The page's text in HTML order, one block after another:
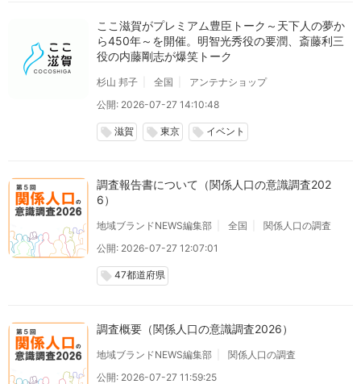
ここ滋賀がプレミアム豊臣トーク～天下人の夢か
ら450年～を開催。明智光秀役の要潤、斎藤利三
役の内藤剛志が爆笑トーク
杉山 邦子 全国
アンテナショップ
公開: 2026-07-27 14:10:48
local_offer 滋賀 local_offer 東京 local_offer イベント
調査報告書について（関係人口の意識調査202
6）
地域ブランドNEWS編集部 全国
関係人口の調査
公開: 2026-07-27 12:07:01
local_offer 47都道府県
調査概要（関係人口の意識調査2026）
地域ブランドNEWS編集部
関係人口の調査
公開: 2026-07-27 11:59:25